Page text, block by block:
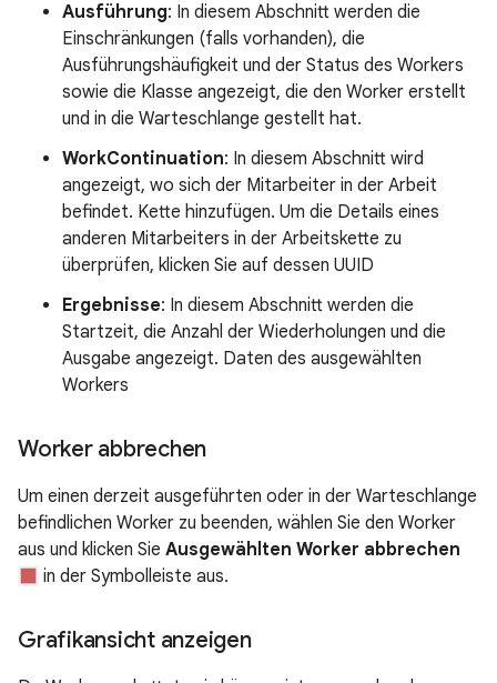
Ausführung: In diesem Abschnitt werden die
Einschränkungen (falls vorhanden), die
Ausführungshäufigkeit und der Status des Workers
sowie die Klasse angezeigt, die den Worker erstellt
und in die Warteschlange gestellt hat.
WorkContinuation: In diesem Abschnitt wird
angezeigt, wo sich der Mitarbeiter in der Arbeit
befindet. Kette hinzufügen. Um die Details eines
anderen Mitarbeiters in der Arbeitskette zu
überprüfen, klicken Sie auf dessen UUID
Ergebnisse: In diesem Abschnitt werden die
Startzeit, die Anzahl der Wiederholungen und die
Ausgabe angezeigt. Daten des ausgewählten
Workers
Worker abbrechen
Um einen derzeit ausgeführten oder in der Warteschlange
befindlichen Worker zu beenden, wählen Sie den Worker
aus und klicken Sie Ausgewählten Worker abbrechen
in der Symbolleiste aus.
Grafikansicht anzeigen